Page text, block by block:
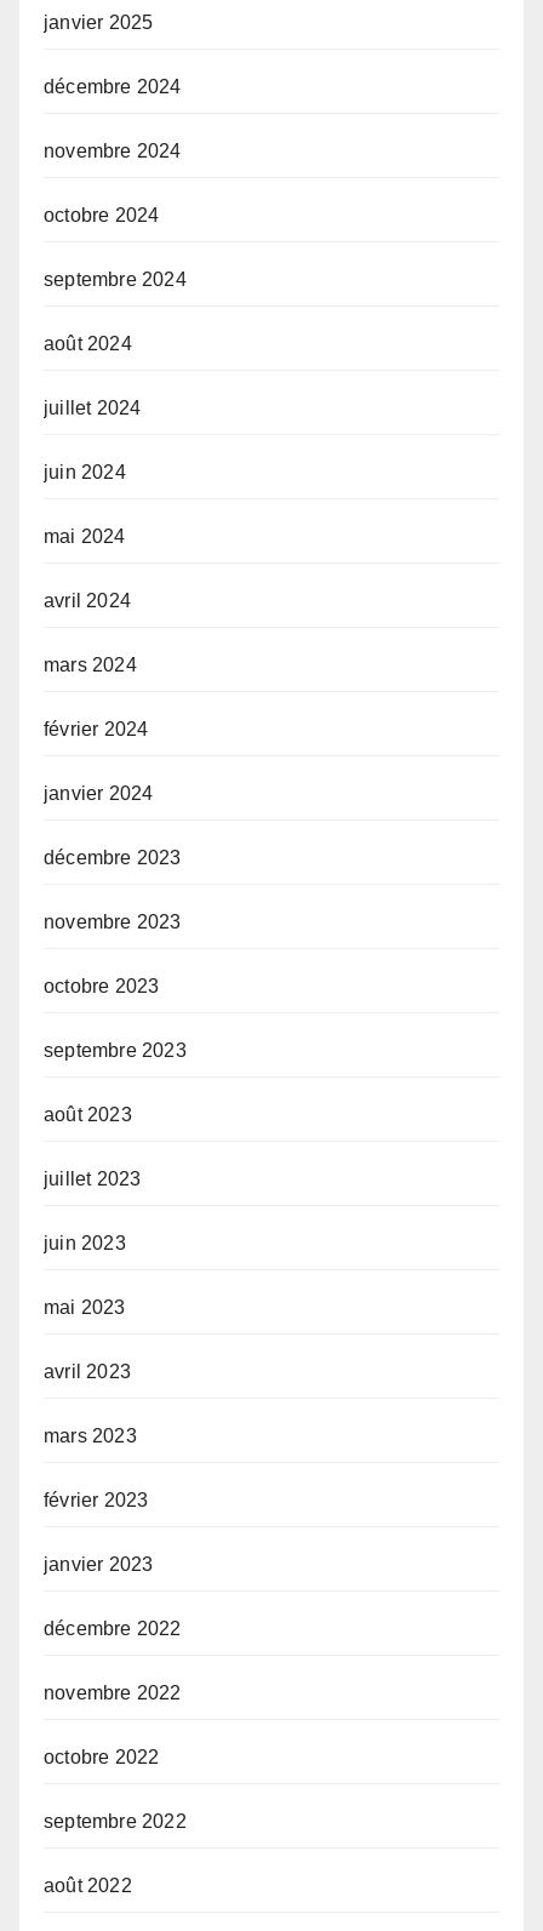
janvier 2025
décembre 2024
novembre 2024
octobre 2024
septembre 2024
août 2024
juillet 2024
juin 2024
mai 2024
avril 2024
mars 2024
février 2024
janvier 2024
décembre 2023
novembre 2023
octobre 2023
septembre 2023
août 2023
juillet 2023
juin 2023
mai 2023
avril 2023
mars 2023
février 2023
janvier 2023
décembre 2022
novembre 2022
octobre 2022
septembre 2022
août 2022